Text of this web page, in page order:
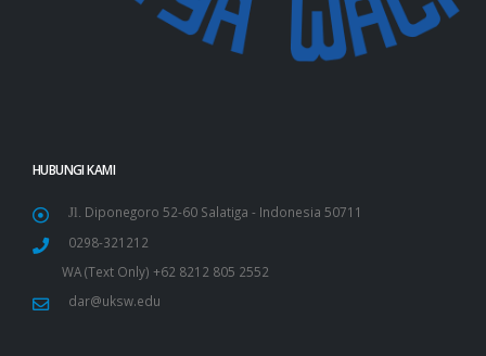
HUBUNGI KAMI
Jl. Diponegoro 52-60 Salatiga - Indonesia 50711
0298-321212
WA (Text Only) +62 8212 805 2552
dar@uksw.edu